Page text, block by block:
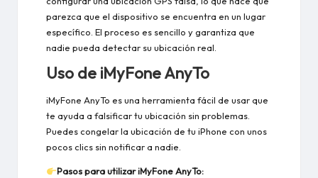
parezca que el dispositivo se encuentra en un lugar
específico. El proceso es sencillo y garantiza que
nadie pueda detectar su ubicación real.
Uso de iMyFone AnyTo
iMyFone AnyTo es una herramienta fácil de usar que
te ayuda a falsificar tu ubicación sin problemas.
Puedes congelar la ubicación de tu iPhone con unos
pocos clics sin notificar a nadie.
Pasos para utilizar iMyFone AnyTo: